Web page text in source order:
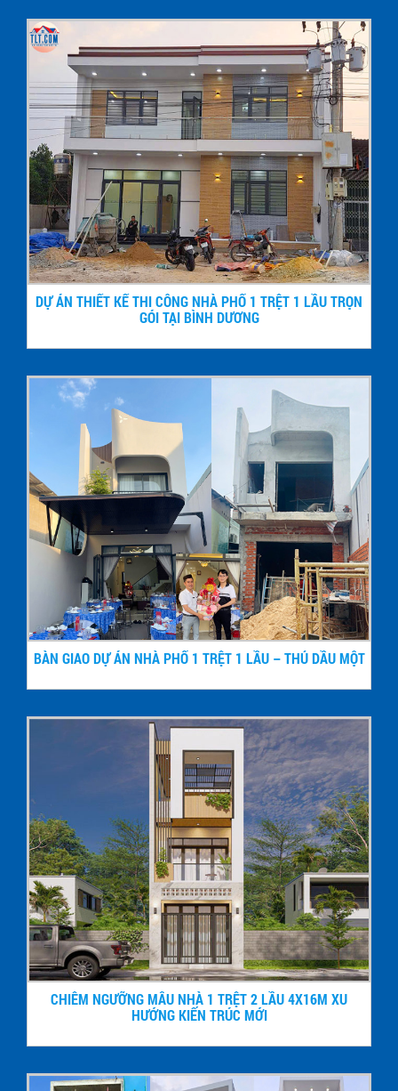
DỰ ÁN THIẾT KẾ THI CÔNG NHÀ PHỐ 1 TRỆT 1 LẦU TRỌN
GÓI TẠI BÌNH DƯƠNG
BÀN GIAO DỰ ÁN NHÀ PHỐ 1 TRỆT 1 LẦU – THỦ DẦU MỘT
CHIÊM NGƯỠNG MẪU NHÀ 1 TRỆT 2 LẦU 4X16M XU
HƯỚNG KIẾN TRÚC MỚI